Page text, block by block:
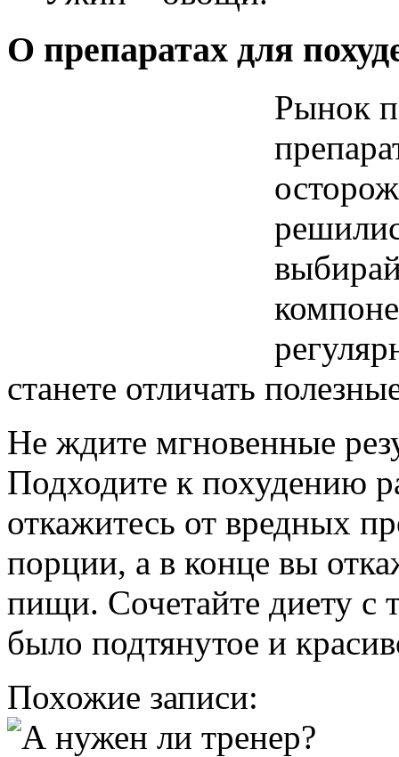
О препаратах для
Рынок
станете отличать
Не ждите мгновенные
Подходите к похудению
откажитесь от вредных
порции, а в конце вы
пищи. Сочетайте диету с
было подтянутое и
Похожие записи: